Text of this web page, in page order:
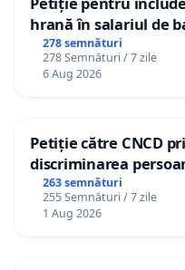
hrană în salariul de
gradațiilor de
personali
278 semnături
278 Semnături / 7 zile
6 Aug 2026
Petiție către CNCD
discriminarea
către utilizatorul
263 semnături
255 Semnături / 7 zile
1 Aug 2026